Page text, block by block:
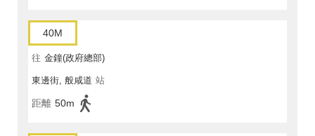
40M
往 金鐘(政府總部)
東邊街, 般咸道 站
距離 50m